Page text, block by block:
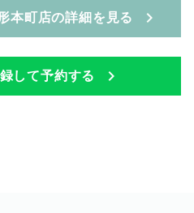
本町店の詳細を見る
して予約する